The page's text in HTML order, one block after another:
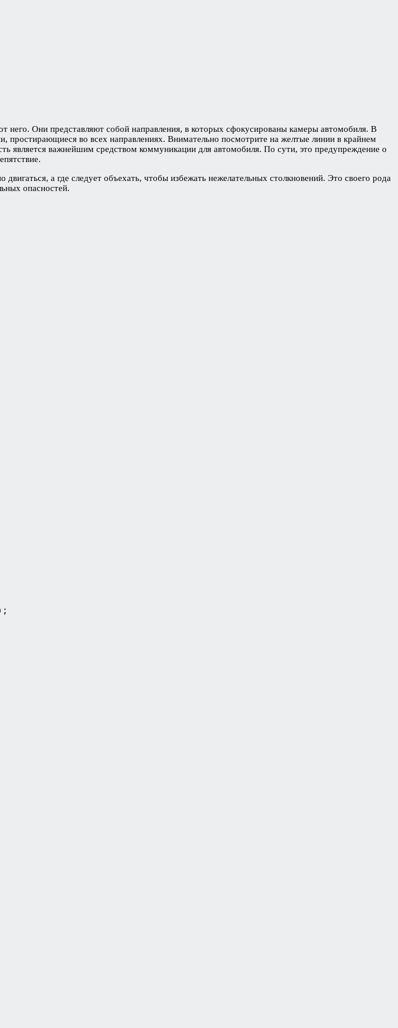
Они представляют собой направления, в которых сфокусированы камеры автомобиля. В
простирающиеся во всех направлениях. Внимательно посмотрите на желтые линии в крайнем
является важнейшим средством коммуникации для автомобиля. По сути, это предупреждение о
а где следует объехать, чтобы избежать нежелательных столкновений. Это своего рода
опасностей.